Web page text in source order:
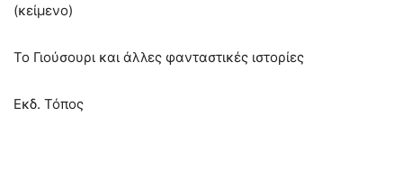
(κείμενο)
Το Γιούσουρι και άλλες φανταστικές ιστορίες
Εκδ. Τόπος